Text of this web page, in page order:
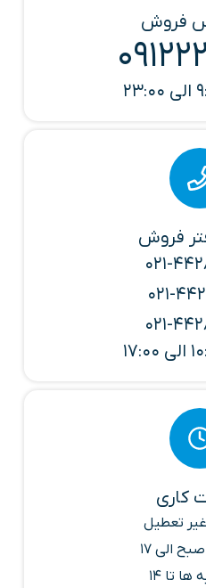
فروش
فروش
021-
021-
021-
کاری
تعطیل
تا 14